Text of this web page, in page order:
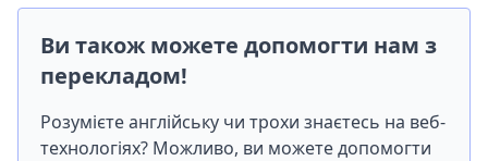
Ви також можете допомогти нам з
перекладом!
Розумієте англійську чи трохи знаєтесь на веб-
технологіях? Можливо, ви можете допомогти